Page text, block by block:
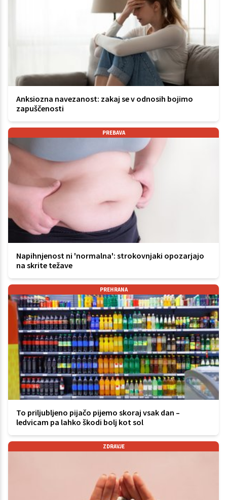
Anksiozna navezanost: zakaj se v odnosih bojimo
zapuščenosti
PREBAVA
Napihnjenost ni 'normalna': strokovnjaki opozarjajo
na skrite težave
PREHRANA
To priljubljeno pijačo pijemo skoraj vsak dan –
ledvicam pa lahko škodi bolj kot sol
ZDRAVJE